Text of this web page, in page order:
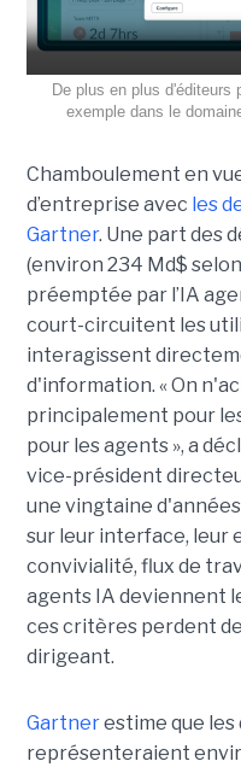
De plus en plus d'éditeurs
exemple dans le
Chamboulement en
d’entreprise avec les
Gartner. Une part des
(environ 234 Md$
préemptée par l’IA
court-circuitent les
interagissent
d'information. « On
principalement pour
pour les agents », a
vice-président
une vingtaine
sur leur interface, leur
convivialité, flux de
agents IA deviennent
ces critères perdent
dirigeant.
Gartnerestime que les
représenteraient